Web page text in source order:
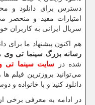
دسترس برای دانلود و
امتیازات مفید و منحصر
سریال ایرانی به کاربران
هم اکنون پیشنهاد ما برای
رسانه بزرگ سینما تی وی
شده در سایت سینما تی
می‌توانید بروزترین فیلم
دانلود کنید و با خانواده و
در ادامه به معرفی برخی